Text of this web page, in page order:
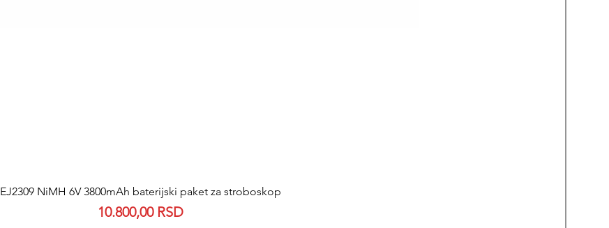
Quick View
EJ2309 NiMH 6V 3800mAh baterijski paket za stroboskop
Price
10.800,00 RSD